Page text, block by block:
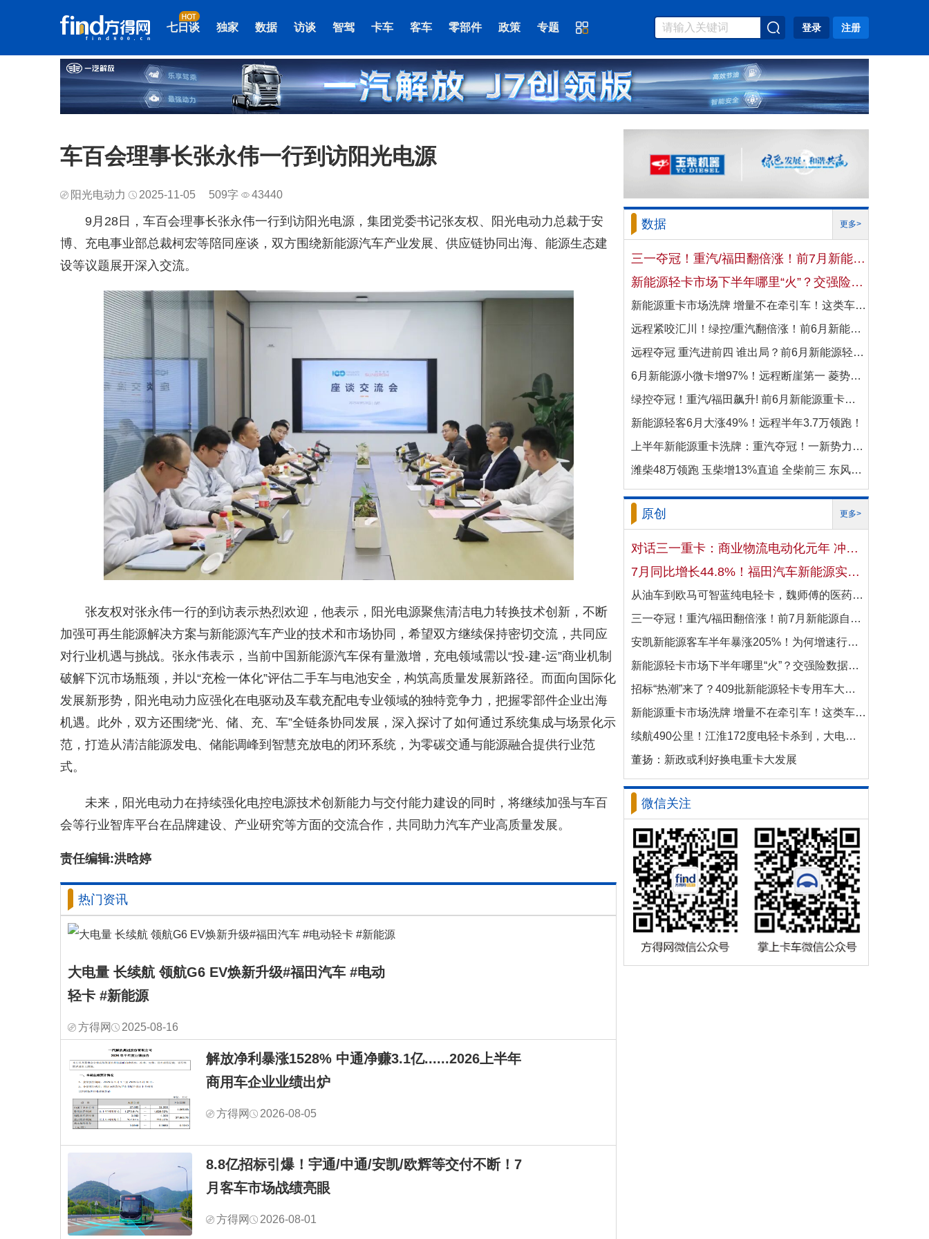
七日谈 独家 数据 访谈 智驾 卡车 客车 零部件 政策 专题 登录 注册
车百会理事长张永伟一行到访阳光电源
阳光电动力 2025-11-05 509字 43440
9月28日，车百会理事长张永伟一行到访阳光电源，集团党委书记张友权、阳光电动力总裁于安
博、充电事业部总裁柯宏等陪同座谈，双方围绕新能源汽车产业发展、供应链协同出海、能源生态建
设等议题展开深入交流。
张友权对张永伟一行的到访表示热烈欢迎，他表示，阳光电源聚焦清洁电力转换技术创新，不断
加强可再生能源解决方案与新能源汽车产业的技术和市场协同，希望双方继续保持密切交流，共同应
对行业机遇与挑战。张永伟表示，当前中国新能源汽车保有量激增，充电领域需以“投-建-运”商业机制
破解下沉市场瓶颈，并以“充检一体化”评估二手车与电池安全，构筑高质量发展新路径。而面向国际化
发展新形势，阳光电动力应强化在电驱动及车载充配电专业领域的独特竞争力，把握零部件企业出海
机遇。此外，双方还围绕“光、储、充、车”全链条协同发展，深入探讨了如何通过系统集成与场景化示
范，打造从清洁能源发电、储能调峰到智慧充放电的闭环系统，为零碳交通与能源融合提供行业范
式。
未来，阳光电动力在持续强化电控电源技术创新能力与交付能力建设的同时，将继续加强与车百
会等行业智库平台在品牌建设、产业研究等方面的交流合作，共同助力汽车产业高质量发展。
责任编辑:洪晗婷
热门资讯
大电量 长续航 领航G6 EV焕新升级#福田汽车 #电动
轻卡 #新能源
方得网 2025-08-16
解放净利暴涨1528% 中通净赚3.1亿......2026上半年
商用车企业业绩出炉
方得网 2026-08-05
8.8亿招标引爆！宇通/中通/安凯/欧辉等交付不断！7
月客车市场战绩亮眼
方得网 2026-08-01
数据 更多>
三一夺冠！重汽/福田翻倍涨！前7月新能源自卸车大增106%！
新能源轻卡市场下半年哪里“火”？交强险数据揭秘机会
新能源重卡市场洗牌 增量不在牵引车！这类车增速破100%
远程紧咬汇川！绿控/重汽翻倍涨！前6月新能源商用车电机十强生变！
远程夺冠 重汽进前四 谁出局？前6月新能源轻卡电机十强洗牌！
6月新能源小微卡增97%！远程断崖第一 菱势暴涨337%进前三 比亚迪杀进前七
绿控夺冠！重汽/福田飙升! 前6月新能源重卡电机十强变阵！
新能源轻客6月大涨49%！远程半年3.7万领跑！
上半年新能源重卡洗牌：重汽夺冠！一新势力千倍暴涨！
潍柴48万领跑 玉柴增13%直追 全柴前三 东风康明斯进前六 上半年柴油机增10.7
原创 更多>
对话三一重卡：商业物流电动化元年 冲刺4万辆目标！
7月同比增长44.8%！福田汽车新能源实现国内出口双向开花
从油车到欧马可智蓝纯电轻卡，魏师傅的医药配送日子越过越省心
三一夺冠！重汽/福田翻倍涨！前7月新能源自卸车大增106%！
安凯新能源客车半年暴涨205%！为何增速行业第一？
新能源轻卡市场下半年哪里“火”？交强险数据揭秘机会
招标“热潮”来了？409批新能源轻卡专用车大批量上新！
新能源重卡市场洗牌 增量不在牵引车！这类车增速破100%
续航490公里！江淮172度电轻卡杀到，大电量时代来了？
董扬：新政或利好换电重卡大发展
微信关注